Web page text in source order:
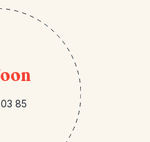
85